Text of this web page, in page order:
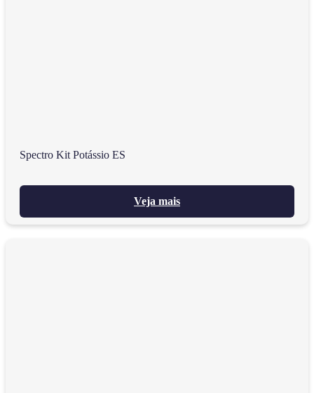
Spectro Kit Potássio ES
Veja mais